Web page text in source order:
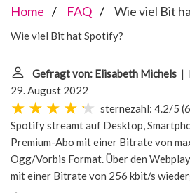
Home FAQ Wie viel Bit
Wie viel Bit hat Spotify?
Gefragt von: Elisabeth Michels |
29. August 2022
sternezahl: 4.2/5 (
Spotify streamt auf Desktop,
Premium-Abo mit einer Bitrate von
Ogg/Vorbis Format. Über den
mit einer Bitrate von 256 kbit/s